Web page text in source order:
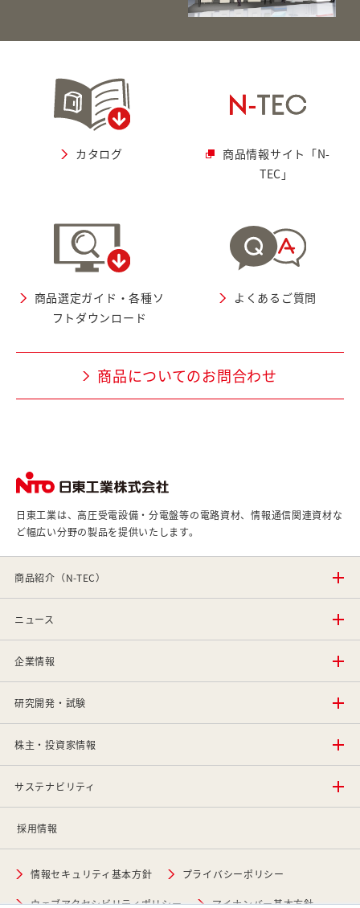
カタログ
商品情報サイト「N-
TEC」
商品選定ガイド・各種ソ
フトダウンロード
よくあるご質問
商品についてのお問合わせ
日東工業は、高圧受電設備・分電盤等の電路資材、情報通信関連資材な
ど幅広い分野の製品を提供いたします。
商品紹介（N-TEC）
ニュース
企業情報
研究開発・試験
株主・投資家情報
サステナビリティ
採用情報
情報セキュリティ基本方針 プライバシーポリシー
ウェブアクセシビリティポリシー マイナンバー基本方針